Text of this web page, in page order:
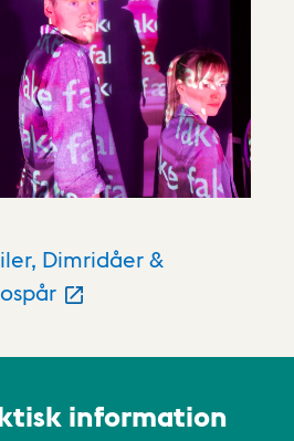
Dimridåer &
information